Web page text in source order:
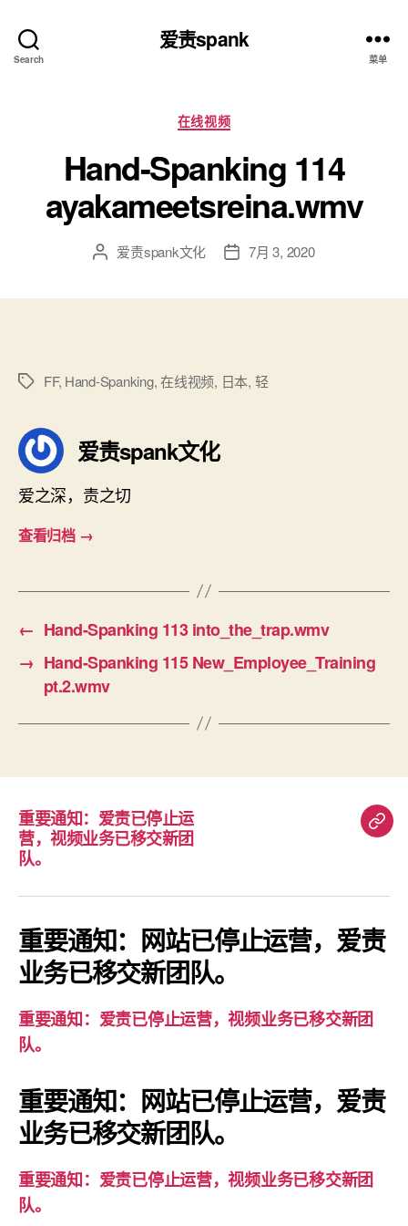
Search
爱责spank
菜单
分
类
在线视频
Hand-Spanking 114
ayakameetsreina.wmv
文 爱责spank文化
发 7月 3, 2020
标
FF, Hand-Spanking,在线视频, 日本, 轻
爱责spank文化
爱之深，责之切
查看归档 →
← Hand-Spanking 113 into_the_trap.wmv
→ Hand-Spanking 115 New_Employee_Training
pt.2.wmv
重要通知：爱责已停止运
营，视频业务已移交新团
队。
重
知：
爱
责
视
重要通知：网站已停止运营，爱责
业务已移交新团队。
重要通知：爱责已停止运营，视频业务已移交新团
队。
重要通知：网站已停止运营，爱责
业务已移交新团队。
重要通知：爱责已停止运营，视频业务已移交新团
队。